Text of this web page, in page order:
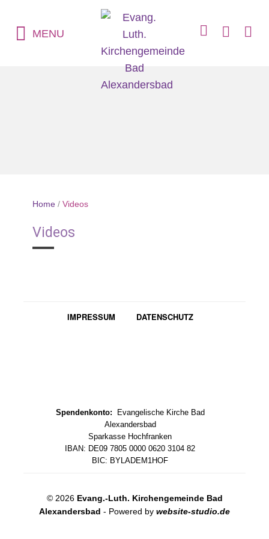
MENU
Home / Videos
Videos
IMPRESSUM DATENSCHUTZ
Spendenkonto: Evangelische Kirche Bad
Alexandersbad
Sparkasse Hochfranken
IBAN: DE09 7805 0000 0620 3104 82
BIC: BYLADEM1HOF
© 2026 Evang.-Luth. Kirchengemeinde Bad
Alexandersbad - Powered by website-studio.de